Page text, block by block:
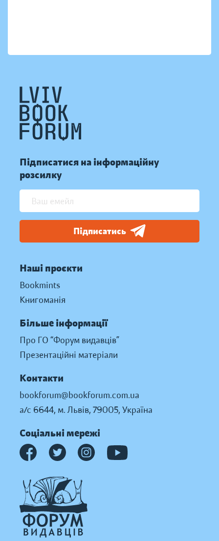
Підписатися на інформаційну
розсилку
Підписатись
Наші проєкти
Bookmints
Книгоманія
Більше інформації
Про ГО “Форум видавців”
Презентаційні матеріали
Контакти
bookforum@bookforum.com.ua
а/с 6644, м. Львів, 79005, Україна
Соціальні мережі